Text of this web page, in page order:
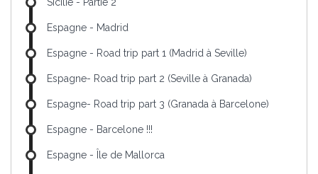
Espagne - Madrid
Espagne - Road trip part 1 (Madrid à Seville)
Espagne- Road trip part 2 (Seville à Granada)
Espagne- Road trip part 3 (Granada à Barcelone)
Espagne - Barcelone !!!
Espagne - Île de Mallorca